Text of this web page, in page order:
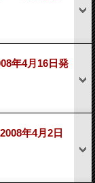
年4月16日発
年4月2日